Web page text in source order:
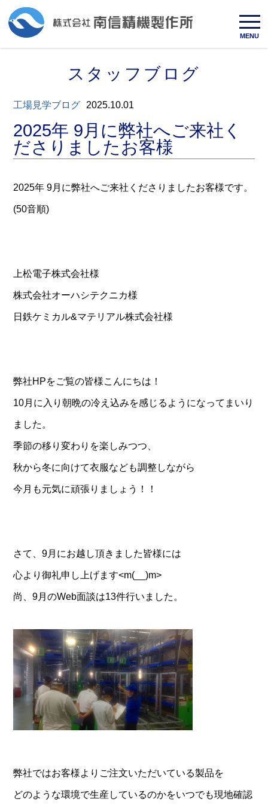
MENU
スタッフブログ
工場見学ブログ 2025.10.01
2025年 9月に弊社へご来社く
ださりましたお客様
2025年 9月に弊社へご来社くださりましたお客様です。
(50音順)
上松電子株式会社様
株式会社オーハシテクニカ様
日鉄ケミカル&マテリアル株式会社様
弊社HPをご覧の皆様こんにちは！
10月に入り朝晩の冷え込みを感じるようになってまいり
ました。
季節の移り変わりを楽しみつつ、
秋から冬に向けて衣服なども調整しながら
今月も元気に頑張りましょう！！
さて、9月にお越し頂きました皆様には
心より御礼申し上げます<m(__)m>
尚、9月のWeb面談は13件行いました。
弊社ではお客様よりご注文いただいている製品を
どのような環境で生産しているのかをいつでも現地確認